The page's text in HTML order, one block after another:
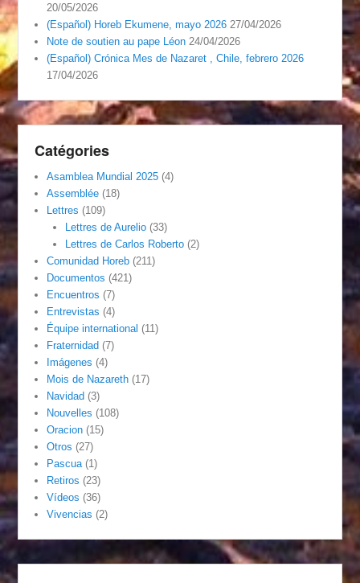
20/05/2026
(Español) Horeb Ekumene, mayo 2026 27/04/2026
Note de soutien au pape Léon 24/04/2026
(Español) Crónica Mes de Nazaret , Chile, febrero 2026
17/04/2026
Catégories
Asamblea Mundial 2025 (4)
Assemblée (18)
Lettres (109)
Lettres de Aurelio(33)
Lettres de Carlos Roberto(2)
Comunidad Horeb (211)
Documentos (421)
Encuentros (7)
Entrevistas (4)
Équipe international (11)
Fraternidad (7)
Imágenes (4)
Mois de Nazareth (17)
Navidad (3)
Nouvelles (108)
Oracion (15)
Otros (27)
Pascua (1)
Retiros (23)
Vídeos (36)
Vivencias (2)